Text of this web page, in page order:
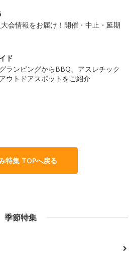
会情報をお届け！開催・中止・延期
ド
ランピングからBBQ、アスレチック
ウトドアスポットをご紹介
特集 TOPへ戻る
季節特集